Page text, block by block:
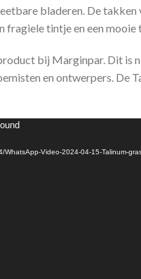
bladeren. De takken
fragiele tintje en een
bij Marginpar. Dit is
en ontwerpers. De
Video-2024-04-15-Talinum-